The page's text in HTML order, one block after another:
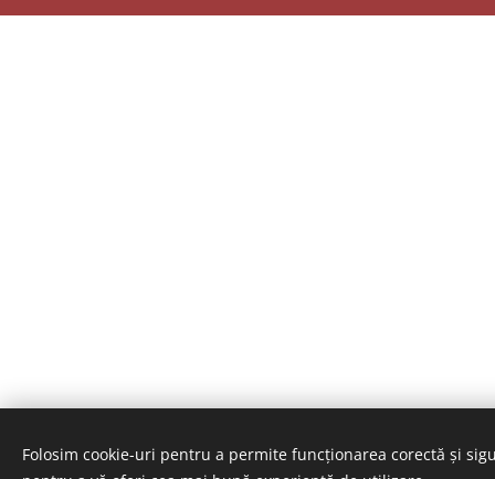
Folosim cookie-uri pentru a permite funcționarea corectă și